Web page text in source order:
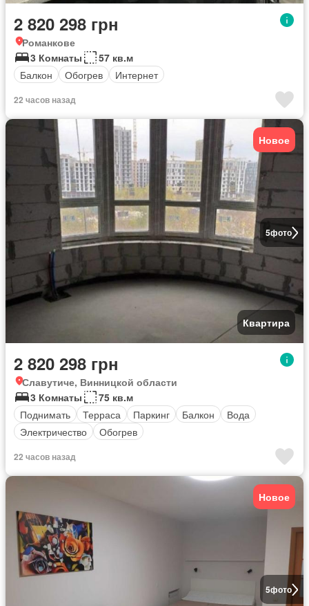
2 820 298 грн
Романкове
3 Комнаты
57 кв.м
Балкон
Обогрев Интернет
22 часов назад
5фото
Новое
Квартира
2 820 298 грн
Славутиче, Винницкой области
3 Комнаты
75 кв.м
Поднимать
Терраса Паркинг Балкон
Вода
Электричество
Обогрев
22 часов назад
5фото
Новое